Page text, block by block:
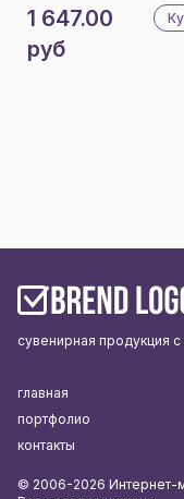
1 647.00
руб
сувенирная продукция
главная
портфолио
контакты
© 2006-2026 Интернет-